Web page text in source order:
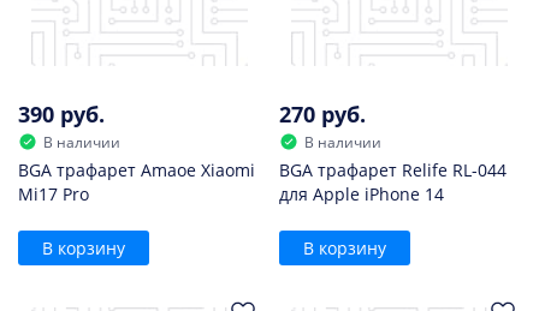
390 руб.
В наличии
BGA трафарет Amaoe Xiaomi
Mi17 Pro
В корзину
270 руб.
В наличии
BGA трафарет Relife RL-044
для Apple iPhone 14
В корзину